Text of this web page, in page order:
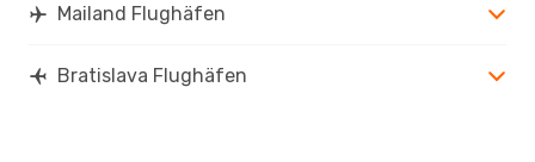
Mailand Flughäfen
Bratislava Flughäfen